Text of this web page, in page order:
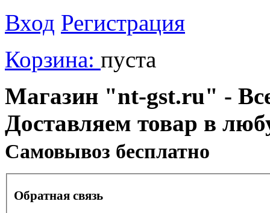
Вход Регистрация
Корзина: пуста
Магазин "nt-gst.ru" -
Доставляем товар в
Cамовывоз бесплатно
Обратная связь